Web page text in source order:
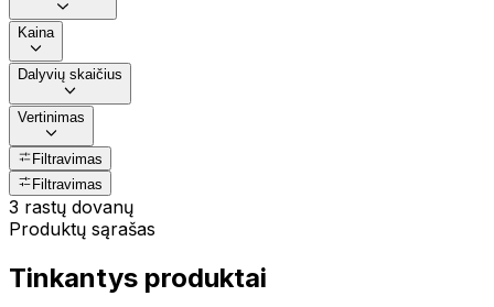
Kaina
Dalyvių skaičius
Vertinimas
Filtravimas
Filtravimas
3 rastų dovanų
Produktų sąrašas
Tinkantys produktai